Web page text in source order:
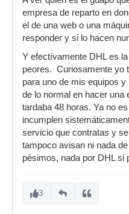
empresa de reparto en
el de una web o una
responder y si lo hacen
Y efectívamente DHL es
peores. Curiosamente yo
para uno de mis equipos
de lo normal en hacer una
tardaba 48 horas. Ya no
incumplen
servicio que contratas y
tampoco avisan ni nada
pésimos, nada por DHL si
3